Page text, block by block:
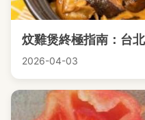
炆雞煲終極指南：台
2026-04-03